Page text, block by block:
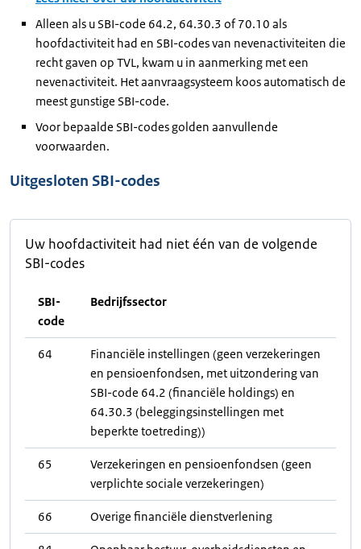
Alleen als u SBI-code 64.2, 64.30.3 of 70.10 als
hoofdactiviteit had en SBI-codes van nevenactiviteiten die
recht gaven op TVL, kwam u in aanmerking met een
nevenactiviteit. Het aanvraagsysteem koos automatisch de
meest gunstige SBI-code.
Voor bepaalde SBI-codes golden aanvullende
voorwaarden.
Uitgesloten SBI-codes
Uw hoofdactiviteit had niet één van de volgende
SBI-codes
SBI-
code
Bedrijfssector
64
Financiële instellingen (geen verzekeringen
en pensioenfondsen, met uitzondering van
SBI-code 64.2 (financiële holdings) en
64.30.3 (beleggingsinstellingen met
beperkte toetreding))
65
Verzekeringen en pensioenfondsen (geen
verplichte sociale verzekeringen)
66 Overige financiële dienstverlening